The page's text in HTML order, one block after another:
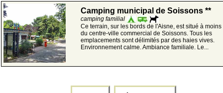
Camping municipal de Soissons **
camping familial
Ce terrain, sur les bords de l'Aisne, est situé à
du centre-ville commercial de Soissons. Tous les
emplacements sont délimités par des haies vives.
Environnement calme. Ambiance familiale. Le...